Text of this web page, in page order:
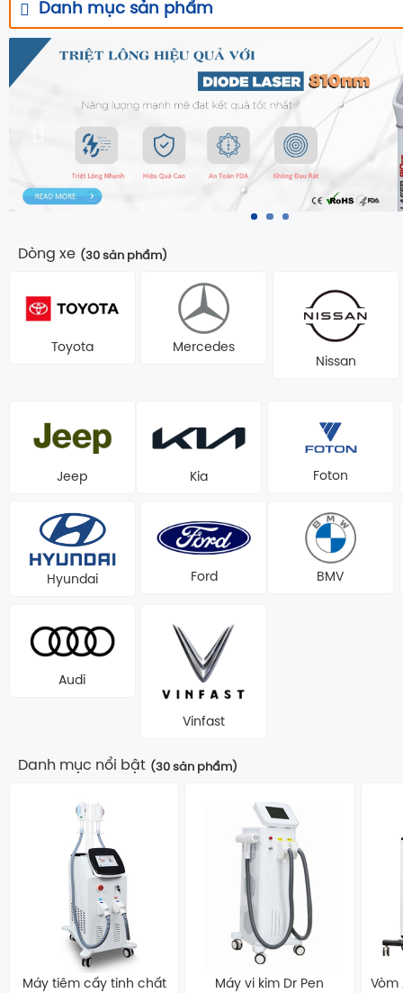
Danh mục sản phẩm
Dòng xe (30 sản phẩm)
Toyota
Mercedes
Nissan
Jeep Kia Foton
Hyundai Ford BMV
Audi
Vinfast
Danh mục nổi bật (30 sản phẩm)
Máy tiêm cấy tinh chất Máy vi kim Dr Pen Vòm